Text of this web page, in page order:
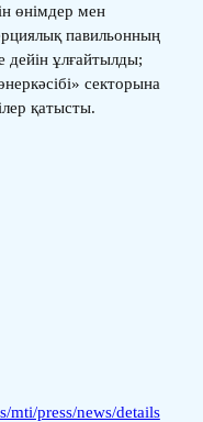
өнімдер мен
павильонның
ұлғайтылды;
секторына
қатысты.
mti/press/news/details